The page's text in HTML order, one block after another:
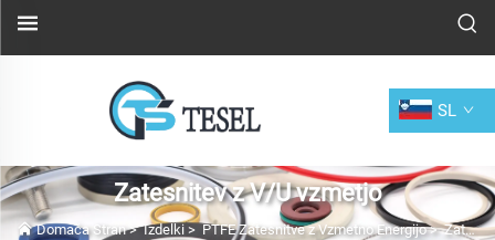
SL
Zatesnitev z V/U vzmetjo
Domača Stran>Izdelki > PTFE Zatesnitve z Vzmetno Energijo>Zatesnitev z V/U vzmetjo